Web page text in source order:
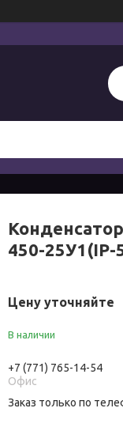
450-25У1(IP-
Цену уточняйте
В наличии
+7 (771) 765-14-54
Офис
Заказ только по